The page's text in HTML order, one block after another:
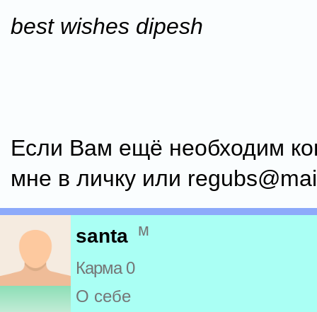
best wishes dipesh
Если Вам ещё необходим
мне в личку или
santa м
Карма 0
О себе